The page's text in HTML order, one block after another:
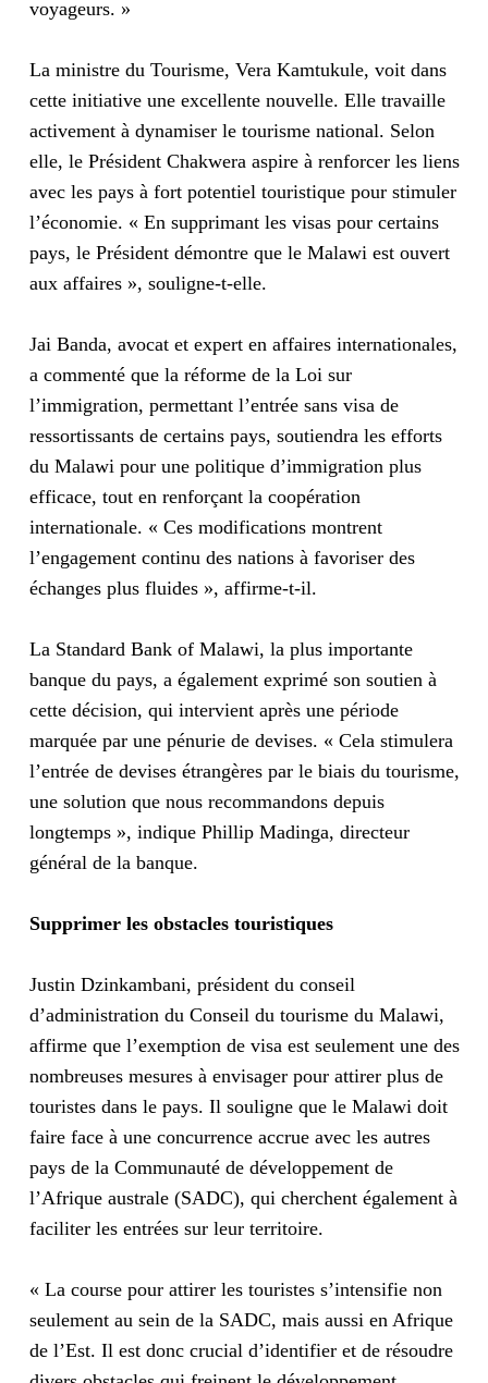
voyageurs. »
La ministre du Tourisme, Vera Kamtukule, voit dans
cette initiative une excellente nouvelle. Elle travaille
activement à dynamiser le tourisme national. Selon
elle, le Président Chakwera aspire à renforcer les liens
avec les pays à fort potentiel touristique pour stimuler
l’économie. « En supprimant les visas pour certains
pays, le Président démontre que le Malawi est ouvert
aux affaires », souligne-t-elle.
Jai Banda, avocat et expert en affaires internationales,
a commenté que la réforme de la Loi sur
l’immigration, permettant l’entrée sans visa de
ressortissants de certains pays, soutiendra les efforts
du Malawi pour une politique d’immigration plus
efficace, tout en renforçant la coopération
internationale. « Ces modifications montrent
l’engagement continu des nations à favoriser des
échanges plus fluides », affirme-t-il.
La Standard Bank of Malawi, la plus importante
banque du pays, a également exprimé son soutien à
cette décision, qui intervient après une période
marquée par une pénurie de devises. « Cela stimulera
l’entrée de devises étrangères par le biais du tourisme,
une solution que nous recommandons depuis
longtemps », indique Phillip Madinga, directeur
général de la banque.
Supprimer les obstacles touristiques
Justin Dzinkambani, président du conseil
d’administration du Conseil du tourisme du Malawi,
affirme que l’exemption de visa est seulement une des
nombreuses mesures à envisager pour attirer plus de
touristes dans le pays. Il souligne que le Malawi doit
faire face à une concurrence accrue avec les autres
pays de la Communauté de développement de
l’Afrique australe (SADC), qui cherchent également à
faciliter les entrées sur leur territoire.
« La course pour attirer les touristes s’intensifie non
seulement au sein de la SADC, mais aussi en Afrique
de l’Est. Il est donc crucial d’identifier et de résoudre